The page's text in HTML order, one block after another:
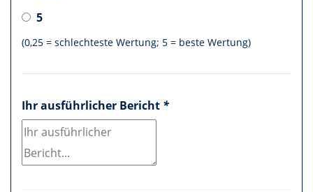
5
(0,25 = schlechteste Wertung; 5 = beste Wertung)
Ihr ausführlicher Bericht *